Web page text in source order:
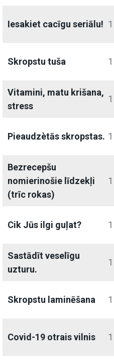
Iesakiet cacīgu seriālu! 1
Skropstu tuša 1
Vitamini, matu krišana,
stress
1
Pieaudzètās skropstas. 1
Bezrecepšu
nomierinošie līdzekļi
(trīc rokas)
1
Cik Jūs ilgi guļat? 1
Sastādīt veselīgu
uzturu.
1
Skropstu laminēšana 1
Covid-19 otrais vilnis 1